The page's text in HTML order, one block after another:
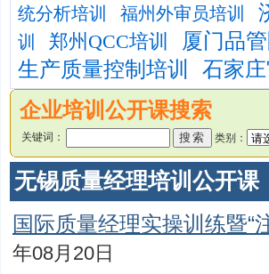
统分析培训 福州外审员培训
训 郑州QCC培训 厦门品
生产质量控制培训 石家
企业培训公开课搜索
关键词： 类别：
无锡质量经理培训公开课
国际质量经理实操训练暨“
年08月20日